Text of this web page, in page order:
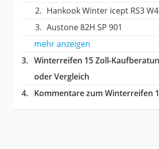
Hankook Winter icept RS3
Austone 82H SP 901
mehr anzeigen
Winterreifen 15 Zoll-
oder Vergleich
Kommentare zum Winterreifen